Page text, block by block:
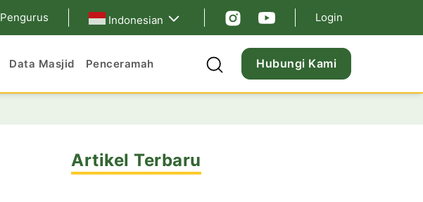
Pengurus Indonesian Login
Data Masjid Penceramah Hubungi Kami
Artikel Terbaru